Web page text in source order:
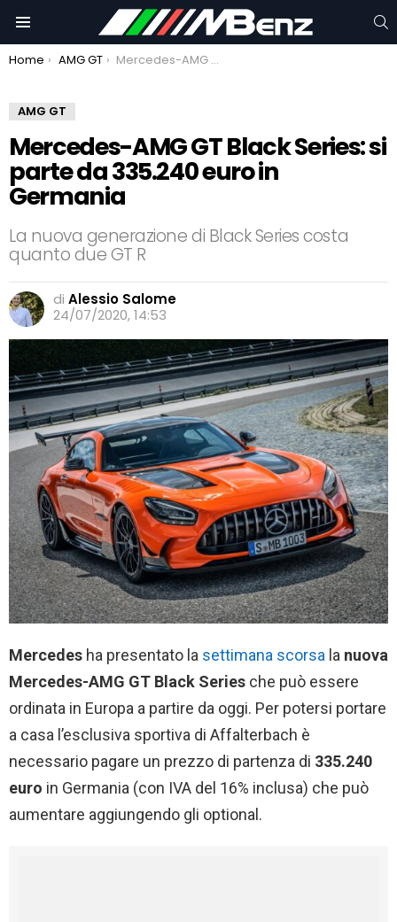
You are here:
Home AMG GT Mercedes-AMG GT Black Series: si parte da 335.240 euro in Germania
AMG GT
Mercedes-AMG GT Black Series: si
parte da 335.240 euro in
Germania
La nuova generazione di Black Series costa
quanto due GT R
di Alessio Salome
24/07/2020, 14:53
Mercedes ha presentato la settimana scorsa la nuova
Mercedes-AMG GT Black Series che può essere
ordinata in Europa a partire da oggi. Per potersi portare
a casa l’esclusiva sportiva di Affalterbach è
necessario pagare un prezzo di partenza di 335.240
euro in Germania (con IVA del 16% inclusa) che può
aumentare aggiungendo gli optional.